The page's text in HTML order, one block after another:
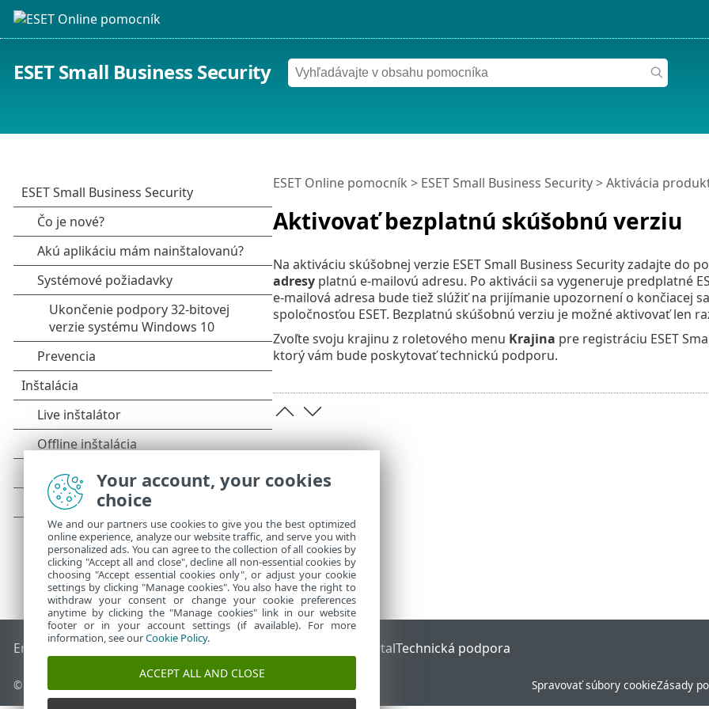
ESET Small Business Security
Aktivovať bezplatnú skúšobnú verziu
ESET Online pomocník > ESET Small Business Security>Aktivácia
Na aktiváciu skúšobnej verzie ESET Small Business Security zadajte do
adresyplatnú e‑mailovú adresu. Po aktivácii sa vygeneruje predplatné
e‑mailová adresa bude tiež slúžiť na prijímanie upozornení o končiacej
spoločnosťou ESET. Bezplatnú skúšobnú verziu je možné aktivovať len
Zvoľte svoju krajinu z roletového menu Krajina pre registráciu ESET
ktorý vám bude poskytovať technickú podporu.
End of Life Databáza znalostí ESET ESET Status PortalTechnická podpora
© 1992 - 2026 ESET, spol. s r. o. Všetky práva vyhradené. Spravovať súbory cookieZásady
Your account, your cookies
choice
We and our partners use cookies to give you the best optimized
online experience, analyze our website traffic, and serve you with
personalized ads. You can agree to the collection of all cookies by
clicking "Accept all and close", decline all non-essential cookies by
choosing "Accept essential cookies only", or adjust your cookie
settings by clicking "Manage cookies". You also have the right to
withdraw your consent or change your cookie preferences
anytime by clicking the "Manage cookies" link in our website
footer or in your account settings (if available). For more
information, see ourCookie Policy.
ACCEPT ALL AND CLOSE